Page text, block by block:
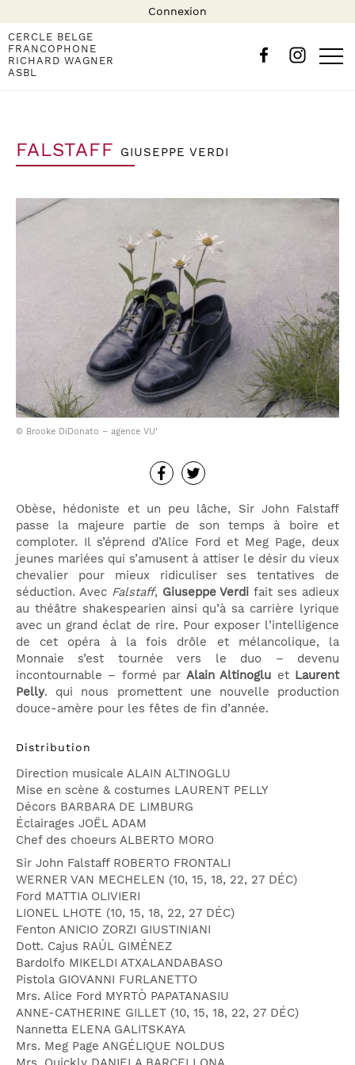
Connexion
CERCLE BELGE
FRANCOPHONE
RICHARD WAGNER
ASBL
FALSTAFF GIUSEPPE VERDI
© Brooke DiDonato – agence VU’
Obèse, hédoniste et un peu lâche, Sir John Falstaff
passe la majeure partie de son temps à boire et
comploter. Il s’éprend d’Alice Ford et Meg Page, deux
jeunes mariées qui s’amusent à attiser le désir du vieux
chevalier pour mieux ridiculiser ses tentatives de
séduction. Avec Falstaff, Giuseppe Verdi fait ses adieux
au théâtre shakespearien ainsi qu’à sa carrière lyrique
avec un grand éclat de rire. Pour exposer l’intelligence
de cet opéra à la fois drôle et mélancolique, la
Monnaie s’est tournée vers le duo – devenu
incontournable – formé parAlain Altinoglu et Laurent
Pelly. qui nous promettent une nouvelle production
douce-amère pour les fêtes de fin d’année.
Distribution
Direction musicale ALAIN ALTINOGLU
Mise en scène & costumes LAURENT PELLY
Décors BARBARA DE LIMBURG
Éclairages JOËL ADAM
Chef des choeurs ALBERTO MORO
Sir John Falstaff ROBERTO FRONTALI
WERNER VAN MECHELEN (10, 15, 18, 22, 27 DÉC)
Ford MATTIA OLIVIERI
LIONEL LHOTE (10, 15, 18, 22, 27 DÉC)
Fenton ANICIO ZORZI GIUSTINIANI
Dott. Cajus RAÚL GIMÉNEZ
Bardolfo MIKELDI ATXALANDABASO
Pistola GIOVANNI FURLANETTO
Mrs. Alice Ford MYRTÒ PAPATANASIU
ANNE-CATHERINE GILLET (10, 15, 18, 22, 27 DÉC)
Nannetta ELENA GALITSKAYA
Mrs. Meg Page ANGÉLIQUE NOLDUS